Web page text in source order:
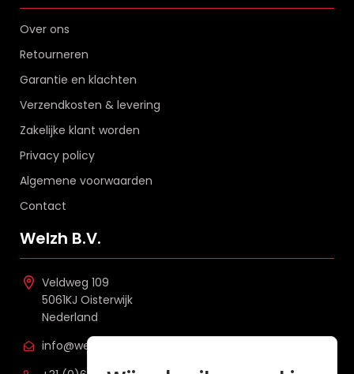
Over ons
Retourneren
Garantie en klachten
Verzendkosten & levering
Zakelijke klant worden
Privacy policy
Algemene voorwaarden
Contact
Welzh B.V.
Veldweg 109
5061KJ Oisterwijk
Nederland
info@welzh.nl